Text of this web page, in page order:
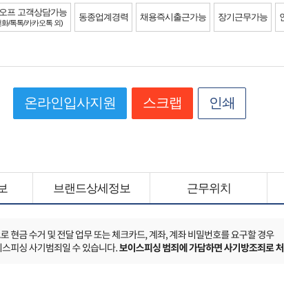
프 고객상담가능
화/톡톡/카카오톡 외)
동종업계경력 채용즉시출근가능 장기근무가능
온라인입사지원 스크랩 인쇄
브랜드상세정보 근무위치